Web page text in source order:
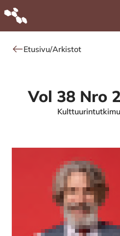
Alkuun
Etusivu/Arkistot
Vol 38 Nro